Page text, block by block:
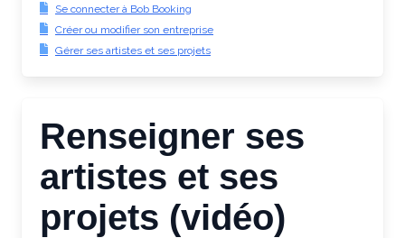
Se connecter à Bob Booking
Créer ou modifier son entreprise
Gérer ses artistes et ses projets
Renseigner ses
artistes et ses
projets (vidéo)